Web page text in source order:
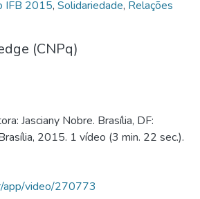
IFB 2015, Solidariedade, Relações
(CNPq)
Jasciany Nobre. Brasília, DF:
2015. 1 vídeo (3 min. 22 sec.).
app/video/270773